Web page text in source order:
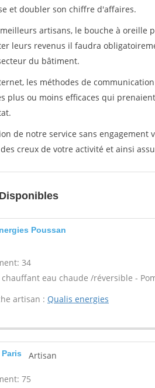
et doubler son chiffre d'affaires.
artisans, le bouche à
leurs revenus il faudra
du bâtiment.
les méthodes de
plus ou moins efficaces qui
de notre service sans engagement
creux de votre activité et ainsi
Poussan
34
chauffant eau chaude /réversible -
artisan : Qualis energies
Paris Artisan
75